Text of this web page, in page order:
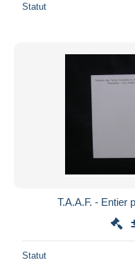
Statut
T.A.A.F. - Entier
Statut